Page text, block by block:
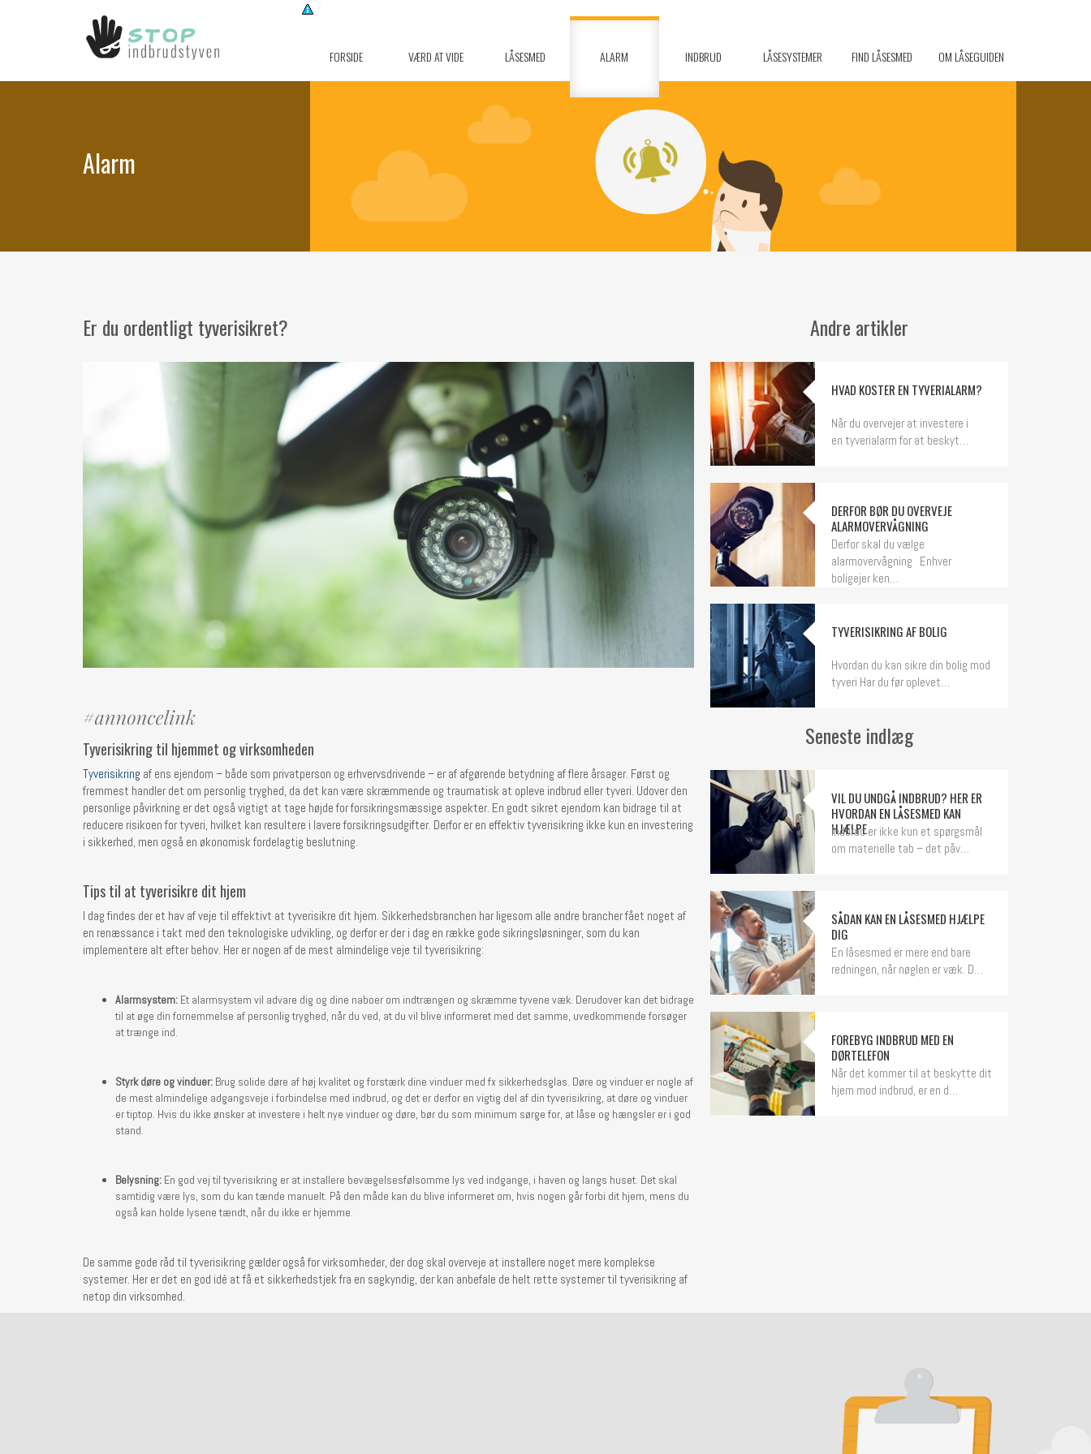
FORSIDE VÆRD AT VIDE LÅSESMED ALARM INDBRUD LÅSESYSTEMER FIND LÅSESMED OM LÅSEGUIDEN
Alarm
Er du ordentligt tyverisikret?
Tyverisikring til hjemmet og virksomheden
Tyverisikring af ens ejendom – både som privatperson og erhvervsdrivende – er af afgørende betydning af flere årsager. Først og
fremmest handler det om personlig tryghed, da det kan være skræmmende og traumatisk at opleve indbrud eller tyveri. Udover den
personlige påvirkning er det også vigtigt at tage højde for forsikringsmæssige aspekter. En godt sikret ejendom kan bidrage til at
reducere risikoen for tyveri, hvilket kan resultere i lavere forsikringsudgifter. Derfor er en effektiv tyverisikring ikke kun en investering
i sikkerhed, men også en økonomisk fordelagtig beslutning.
Tips til at tyverisikre dit hjem
I dag findes der et hav af veje til effektivt at tyverisikre dit hjem. Sikkerhedsbranchen har ligesom alle andre brancher fået noget af
en renæssance i takt med den teknologiske udvikling, og derfor er der i dag en række gode sikringsløsninger, som du kan
implementere alt efter behov. Her er nogen af de mest almindelige veje til tyverisikring:
Alarmsystem: Et alarmsystem vil advare dig og dine naboer om indtrængen og skræmme tyvene væk. Derudover kan det bidrage
til at øge din fornemmelse af personlig tryghed, når du ved, at du vil blive informeret med det samme, uvedkommende forsøger
at trænge ind.
Styrk døre og vinduer: Brug solide døre af høj kvalitet og forstærk dine vinduer med fx sikkerhedsglas. Døre og vinduer er nogle af
de mest almindelige adgangsveje i forbindelse med indbrud, og det er derfor en vigtig del af din tyverisikring, at døre og vinduer
er tiptop. Hvis du ikke ønsker at investere i helt nye vinduer og døre, bør du som minimum sørge for, at låse og hængsler er i god
stand.
Belysning: En god vej til tyverisikring er at installere bevægelsesfølsomme lys ved indgange, i haven og langs huset. Det skal
samtidig være lys, som du kan tænde manuelt. På den måde kan du blive informeret om, hvis nogen går forbi dit hjem, mens du
også kan holde lysene tændt, når du ikke er hjemme.
De samme gode råd til tyverisikring gælder også for virksomheder, der dog skal overveje at installere noget mere komplekse
systemer. Her er det en god idé at få et sikkerhedstjek fra en sagkyndig, der kan anbefale de helt rette systemer til tyverisikring af
netop din virksomhed.
Andre artikler
HVAD KOSTER EN TYVERIALARM?
Når du overvejer at investere i
en tyverialarm for at beskyt…
DERFOR BØR DU OVERVEJE
ALARMOVERVÅGNING
Derfor skal du vælge
alarmovervågning Enhver
boligejer ken…
TYVERISIKRING AF BOLIG
Hvordan du kan sikre din bolig mod
tyveri Har du før oplevet…
Seneste indlæg
VIL DU UNDGÅ INDBRUD? HER ER
HVORDAN EN LÅSESMED KAN
HJÆLPE
Indbrud er ikke kun et spørgsmål
om materielle tab – det påv…
SÅDAN KAN EN LÅSESMED HJÆLPE
DIG
En låsesmed er mere end bare
redningen, når nøglen er væk. D…
FOREBYG INDBRUD MED EN
DØRTELEFON
Når det kommer til at beskytte dit
hjem mod indbrud, er en d…